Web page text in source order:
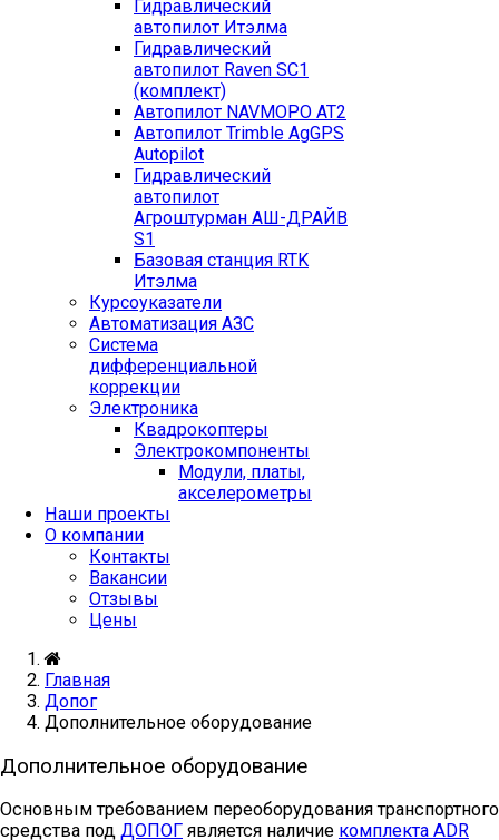
Гидравлический
автопилот Итэлма
Гидравлический
автопилот Raven SC1
(комплект)
Автопилот NAVMOPO AT2
Автопилот Trimble AgGPS
Autopilot
Гидравлический
автопилот
Агроштурман АШ-ДРАЙВ
S1
Базовая станция RTK
Итэлма
Курсоуказатели
Автоматизация АЗС
Система
дифференциальной
коррекции
Электроника
Квадрокоптеры
Электрокомпоненты
Модули, платы,
акселерометры
Наши проекты
О компании
Контакты
Вакансии
Отзывы
Цены
Главная
Допог
Дополнительное оборудование
Дополнительное оборудование
Основным требованием переоборудования транспортного
средства под ДОПОГ является наличие комплекта ADR